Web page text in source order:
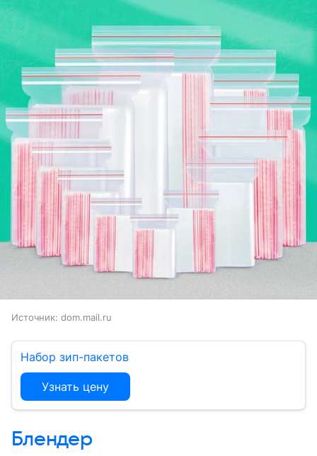
Источник: dom.mail.ru
Набор зип-пакетов
Узнать цену
Блендер